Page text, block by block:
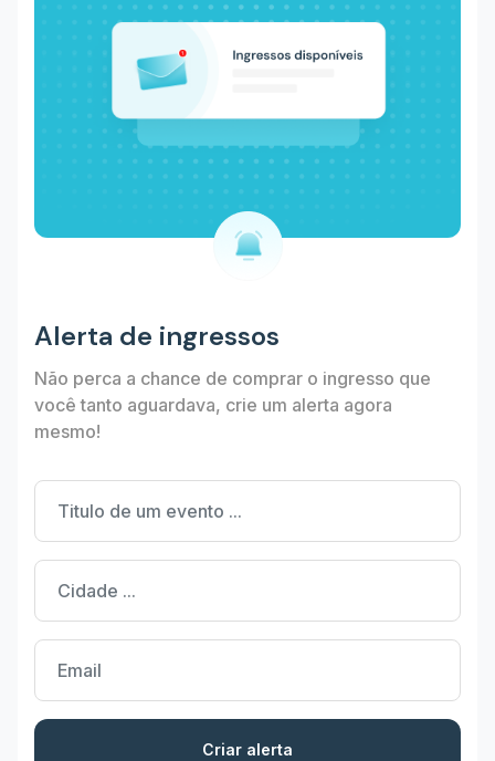
Alerta de ingressos
Não perca a chance de comprar o ingresso que
você tanto aguardava, crie um alerta agora
mesmo!
Criar alerta